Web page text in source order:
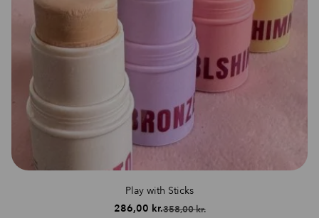
Play with Sticks
358,00kr.
286,00 kr.